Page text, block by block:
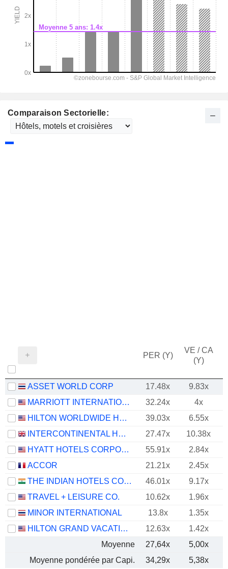
Comparaison Sectorielle:
PER (Y)
VE / CA
(Y)
ASSET WORLD CORP 17.48x 9.83x
MARRIOTT INTERNATIONAL, INC.
32.24x 4x
HILTON WORLDWIDE HOLDINGS INC.
39.03x 6.55x
INTERCONTINENTAL HOTELS GROUP PLC
27.47x 10.38x
HYATT HOTELS CORPORATION
55.91x 2.84x
ACCOR
21.21x 2.45x
THE INDIAN HOTELS COMPANY LIMITED
46.01x 9.17x
TRAVEL + LEISURE CO.
10.62x
1.96x
MINOR INTERNATIONAL
13.8x
1.35x
HILTON GRAND VACATIONS INC.
12.63x
1.42x
Moyenne
27,64x 5,00x
Moyenne pondérée par Capi.
34,29x 5,38x